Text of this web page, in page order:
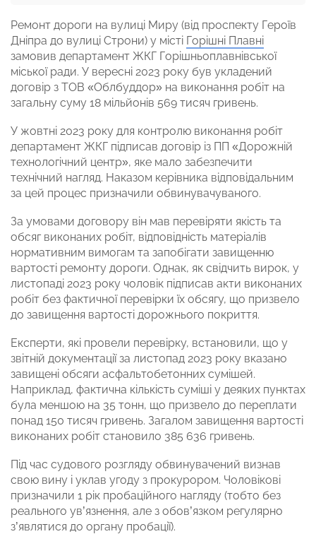
Ремонт дороги на вулиці Миру (від проспекту Героїв
Дніпра до вулиці Строни) у місті Горішні Плавні
замовив департамент ЖКГ Горішньоплавнівської
міської ради. У вересні 2023 року був укладений
договір з ТОВ «Облбуддор» на виконання робіт на
загальну суму 18 мільйонів 569 тисяч гривень.
У жовтні 2023 року для контролю виконання робіт
департамент ЖКГ підписав договір із ПП «Дорожній
технологічний центр», яке мало забезпечити
технічний нагляд. Наказом керівника відповідальним
за цей процес призначили обвинувачуваного.
За умовами договору він мав перевіряти якість та
обсяг виконаних робіт, відповідність матеріалів
нормативним вимогам та запобігати завищенню
вартості ремонту дороги. Однак, як свідчить вирок, у
листопаді 2023 року чоловік підписав акти виконаних
робіт без фактичної перевірки їх обсягу, що призвело
до завищення вартості дорожнього покриття.
Експерти, які провели перевірку, встановили, що у
звітній документації за листопад 2023 року вказано
завищені обсяги асфальтобетонних сумішей.
Наприклад, фактична кількість суміші у деяких пунктах
була меншою на 35 тонн, що призвело до переплати
понад 150 тисяч гривень. Загалом завищення вартості
виконаних робіт становило 385 636 гривень.
Під час судового розгляду обвинувачений визнав
свою вину і уклав угоду з прокурором. Чоловікові
призначили 1 рік пробаційного нагляду (тобто без
реального ув’язнення, але з обов’язком регулярно
з’являтися до органу пробації).